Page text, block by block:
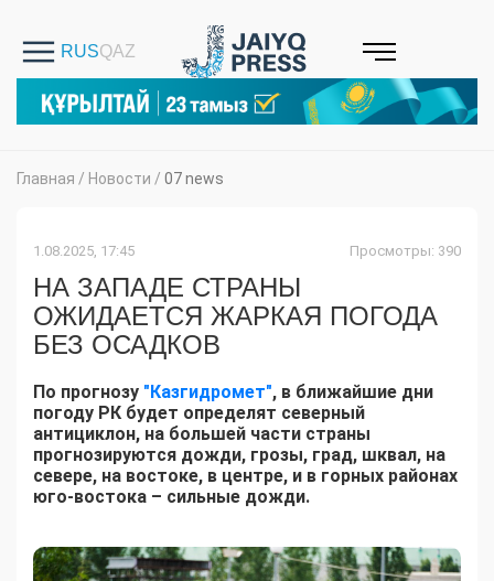
Главная / Новости / 07 news
1.08.2025, 17:45 Просмотры: 390
НА ЗАПАДЕ СТРАНЫ
ОЖИДАЕТСЯ ЖАРКАЯ ПОГОДА
БЕЗ ОСАДКОВ
По прогнозу "Казгидромет", в ближайшие дни
погоду РК будет определят северный
антициклон, на большей части страны
прогнозируются дожди, грозы, град, шквал, на
севере, на востоке, в центре, и в горных районах
юго-востока – сильные дожди.